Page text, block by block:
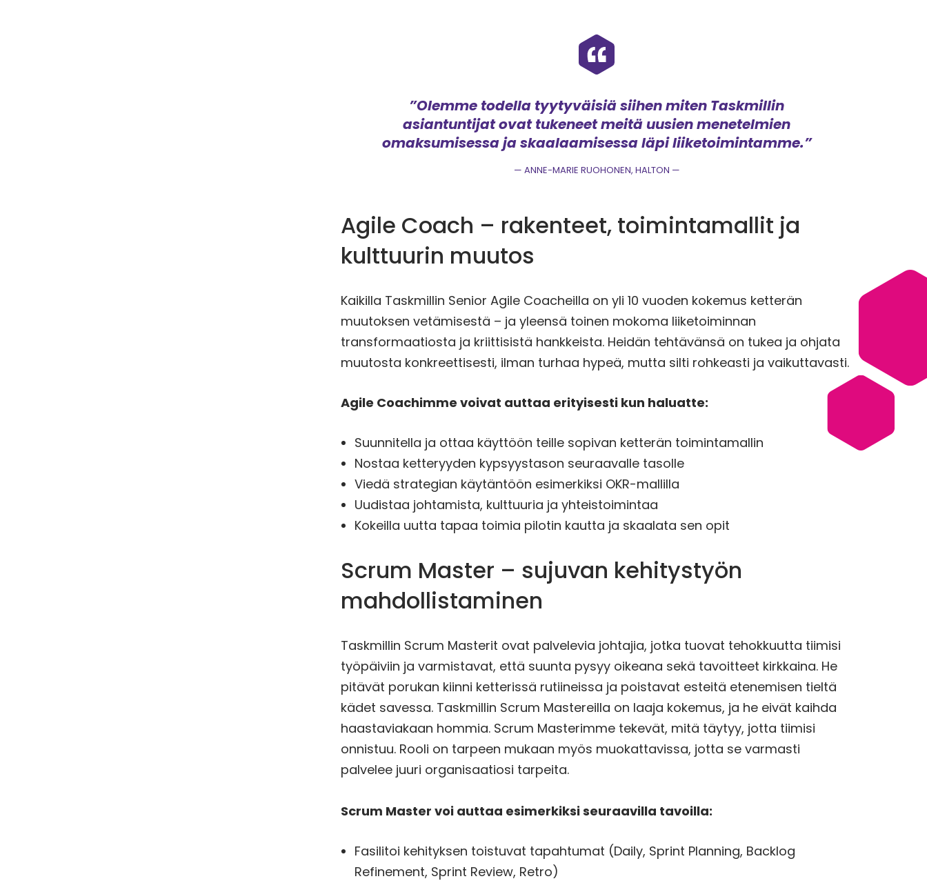
”Olemme todella tyytyväisiä siihen miten Taskmillin
asiantuntijat ovat tukeneet meitä uusien menetelmien
omaksumisessa ja skaalaamisessa läpi liiketoimintamme.”
ANNE-MARIE RUOHONEN, HALTON
Agile Coach – rakenteet, toimintamallit ja
kulttuurin muutos
Kaikilla Taskmillin Senior Agile Coacheilla on yli 10 vuoden kokemus ketterän
muutoksen vetämisestä – ja yleensä toinen mokoma liiketoiminnan
transformaatiosta ja kriittisistä hankkeista. Heidän tehtävänsä on tukea ja ohjata
muutosta konkreettisesti, ilman turhaa hypeä, mutta silti rohkeasti ja vaikuttavasti.
Agile Coachimme voivat auttaa erityisesti kun haluatte:
Suunnitella ja ottaa käyttöön teille sopivan ketterän toimintamallin
Nostaa ketteryyden kypsyystason seuraavalle tasolle
Viedä strategian käytäntöön esimerkiksi OKR-mallilla
Uudistaa johtamista, kulttuuria ja yhteistoimintaa
Kokeilla uutta tapaa toimia pilotin kautta ja skaalata sen opit
Scrum Master – sujuvan kehitystyön
mahdollistaminen
Taskmillin Scrum Masterit ovat palvelevia johtajia, jotka tuovat tehokkuutta tiimisi
työpäiviin ja varmistavat, että suunta pysyy oikeana sekä tavoitteet kirkkaina. He
pitävät porukan kiinni ketterissä rutiineissa ja poistavat esteitä etenemisen tieltä
kädet savessa. Taskmillin Scrum Mastereilla on laaja kokemus, ja he eivät kaihda
haastaviakaan hommia. Scrum Masterimme tekevät, mitä täytyy, jotta tiimisi
onnistuu. Rooli on tarpeen mukaan myös muokattavissa, jotta se varmasti
palvelee juuri organisaatiosi tarpeita.
Scrum Master voi auttaa esimerkiksi seuraavilla tavoilla:
Fasilitoi kehityksen toistuvat tapahtumat (Daily, Sprint Planning, Backlog
Refinement, Sprint Review, Retro)